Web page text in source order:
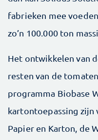
fabrieken mee
zo’n 100.000 ton
Het ontwikkelen van
resten van de
programma Biobase
kartontoepassing
Papier en Karton, de